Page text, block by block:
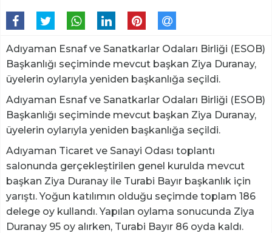
Adıyaman Esnaf ve Sanatkarlar Odaları Birliği (ESOB)
Başkanlığı seçiminde mevcut başkan Ziya Duranay,
üyelerin oylarıyla yeniden başkanlığa seçildi.
Adıyaman Esnaf ve Sanatkarlar Odaları Birliği (ESOB)
Başkanlığı seçiminde mevcut başkan Ziya Duranay,
üyelerin oylarıyla yeniden başkanlığa seçildi.
Adıyaman Ticaret ve Sanayi Odası toplantı
salonunda gerçekleştirilen genel kurulda mevcut
başkan Ziya Duranay ile Turabi Bayır başkanlık için
yarıştı. Yoğun katılımın olduğu seçimde toplam 186
delege oy kullandı. Yapılan oylama sonucunda Ziya
Duranay 95 oy alırken, Turabi Bayır 86 oyda kaldı.